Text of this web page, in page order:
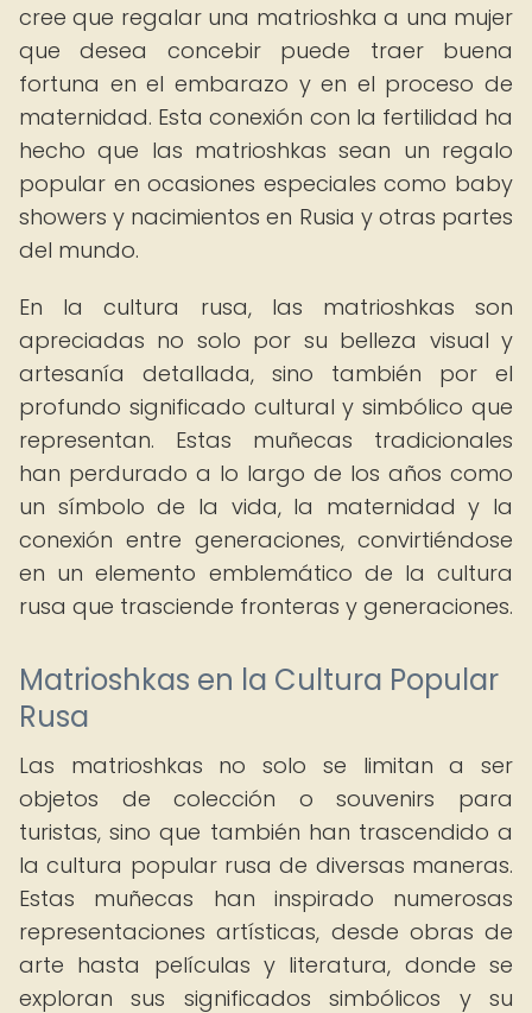
cree que regalar una matrioshka a una mujer
que desea concebir puede traer buena
fortuna en el embarazo y en el proceso de
maternidad. Esta conexión con la fertilidad ha
hecho que las matrioshkas sean un regalo
popular en ocasiones especiales como baby
showers y nacimientos en Rusia y otras partes
del mundo.
En la cultura rusa, las matrioshkas son
apreciadas no solo por su belleza visual y
artesanía detallada, sino también por el
profundo significado cultural y simbólico que
representan. Estas muñecas tradicionales
han perdurado a lo largo de los años como
un símbolo de la vida, la maternidad y la
conexión entre generaciones, convirtiéndose
en un elemento emblemático de la cultura
rusa que trasciende fronteras y generaciones.
Matrioshkas en la Cultura Popular
Rusa
Las matrioshkas no solo se limitan a ser
objetos de colección o souvenirs para
turistas, sino que también han trascendido a
la cultura popular rusa de diversas maneras.
Estas muñecas han inspirado numerosas
representaciones artísticas, desde obras de
arte hasta películas y literatura, donde se
exploran sus significados simbólicos y su